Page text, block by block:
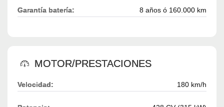
Garantía batería: 8 años ó 160.000 km
MOTOR/PRESTACIONES
Velocidad: 180 km/h